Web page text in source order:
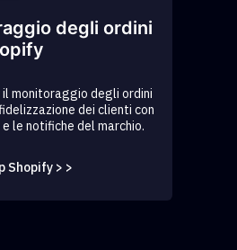
degli ordini
monitoraggio degli ordini
dei clienti con
le notifiche del marchio.
Shopify > >